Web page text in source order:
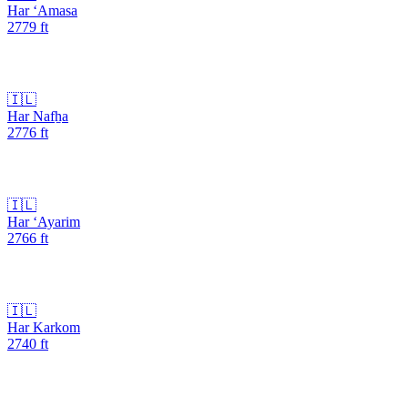
Har ‘Amasa
2779 ft
🇮🇱
Har Nafẖa
2776 ft
🇮🇱
Har ‘Ayarim
2766 ft
🇮🇱
Har Karkom
2740 ft